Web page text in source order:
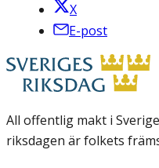
X
E-post
All offentlig makt i
riksdagen är folkets